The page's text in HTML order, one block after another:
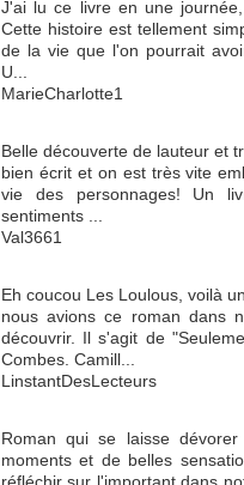
J'ai lu ce livre en une
Cette histoire est tellement
de la vie que l'on pourrait
U...
MarieCharlotte1
Belle découverte de lauteur et
bien écrit et on est très vite
vie des personnages! Un
sentiments ...
Val3661
Eh coucou Les Loulous, voilà
nous avions ce roman dans
découvrir. Il s'agit de
Combes. Camill...
LinstantDesLecteurs
Roman qui se laisse
moments et de belles